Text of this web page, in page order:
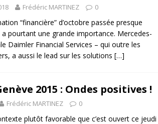
Frédéric MARTINEZ 0
“financière” d’octobre passée presque
pourtant une grande importance. Mercedes-
Daimler Financial Services – qui outre les
a aussi le lead sur les solutions […]
2015 : Ondes positives !
Frédéric MARTINEZ 0
plutôt favorable que c’est ouvert ce jeudi